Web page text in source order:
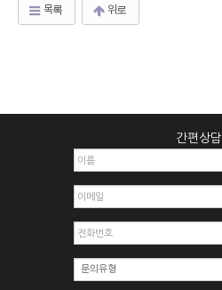
목록 위로
간편상담